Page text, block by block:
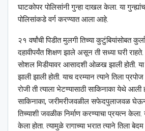
घाटकोपर पोलिसांनी गुन्हा दाखल केला. या
पोलिसांकडे वर्ग करण्यात आला आहे.
२१ वर्षांची पिडीत मुलगी तिच्या कुटुंबियांसोबत
दहावीपर्यंत शिक्षण झाले असून ती सध्या घरी राहते.
सोशल मिडीयावर आसादशी ओळख झाली होती.
झाली झाली होती. याच दरम्यान त्याने तिला
रोजी ती त्याला भेटण्यासाठी साकिनाका येथे आली
साकिनाका, जरीमरीजवळील सफेदपुलाजवळ
तिच्याशी जवळीक निर्माण करण्याचा प्रयत्न केला.
केला होता. त्यामुळे रागाच्या भरात त्याने तिला